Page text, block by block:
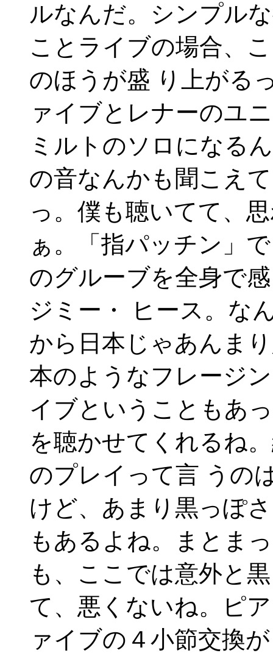
ルなんだ。シンプル
ことライブの場合、
のほうが盛 り上がる
ァイブとレナーのユ
ミルトのソロになる
の音なんかも聞こえ
っ。僕も聴いてて、
ぁ。「指パッチン」
のグルーブを全身で
ジミー・ ヒース。な
から日本じゃあんま
本のようなフレージ
イブということもあ
を聴かせてくれるね
のプレイって言 うの
けど、あまり黒っぽ
もあるよね。まとま
も、ここでは意外と
て、悪くないね。ピ
ァイブの４小節交換